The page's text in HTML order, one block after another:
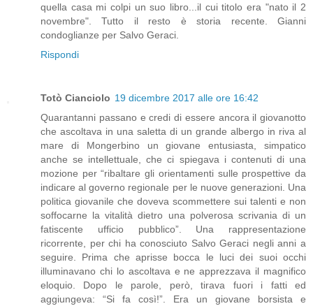
quella casa mi colpi un suo libro...il cui titolo era "nato il 2
novembre". Tutto il resto è storia recente. Gianni
condoglianze per Salvo Geraci.
Rispondi
Totò Cianciolo 19 dicembre 2017 alle ore 16:42
Quarantanni passano e credi di essere ancora il giovanotto
che ascoltava in una saletta di un grande albergo in riva al
mare di Mongerbino un giovane entusiasta, simpatico
anche se intellettuale, che ci spiegava i contenuti di una
mozione per “ribaltare gli orientamenti sulle prospettive da
indicare al governo regionale per le nuove generazioni. Una
politica giovanile che doveva scommettere sui talenti e non
soffocarne la vitalità dietro una polverosa scrivania di un
fatiscente ufficio pubblico”. Una rappresentazione
ricorrente, per chi ha conosciuto Salvo Geraci negli anni a
seguire. Prima che aprisse bocca le luci dei suoi occhi
illuminavano chi lo ascoltava e ne apprezzava il magnifico
eloquio. Dopo le parole, però, tirava fuori i fatti ed
aggiungeva: “Si fa così!”. Era un giovane borsista e